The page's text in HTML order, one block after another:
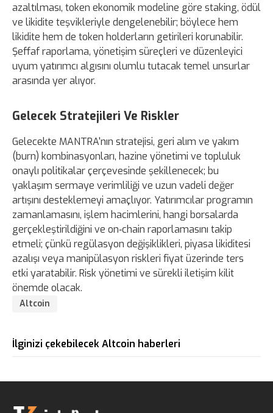
azaltılması, token ekonomik modeline göre staking, ödül
ve likidite teşvikleriyle dengelenebilir; böylece hem
likidite hem de token holderların getirileri korunabilir.
Şeffaf raporlama, yönetişim süreçleri ve düzenleyici
uyum yatırımcı algısını olumlu tutacak temel unsurlar
arasında yer alıyor.
Gelecek Stratejileri Ve Riskler
Gelecekte MANTRA'nın stratejisi, geri alım ve yakım
(burn) kombinasyonları, hazine yönetimi ve topluluk
onaylı politikalar çerçevesinde şekillenecek; bu
yaklaşım sermaye verimliliği ve uzun vadeli değer
artışını desteklemeyi amaçlıyor. Yatırımcılar programın
zamanlamasını, işlem hacimlerini, hangi borsalarda
gerçekleştirildiğini ve on‑chain raporlamasını takip
etmeli; çünkü regülasyon değişiklikleri, piyasa likiditesi
azalışı veya manipülasyon riskleri fiyat üzerinde ters
etki yaratabilir. Risk yönetimi ve sürekli iletişim kilit
önemde olacak.
Altcoin
İlginizi çekebilecek Altcoin haberleri